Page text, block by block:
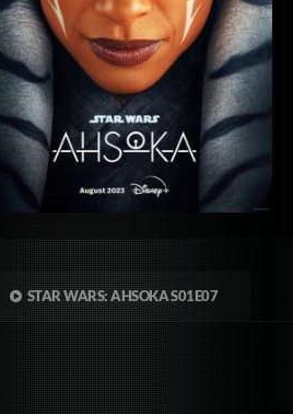
STAR WARS: AHSOKA S01E07